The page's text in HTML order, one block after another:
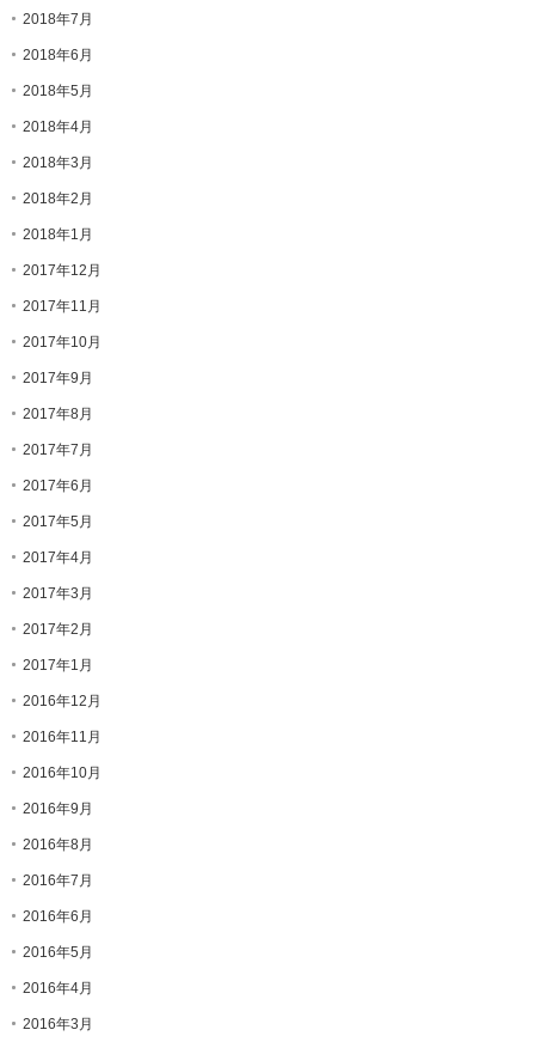
2018年7月
2018年6月
2018年5月
2018年4月
2018年3月
2018年2月
2018年1月
2017年12月
2017年11月
2017年10月
2017年9月
2017年8月
2017年7月
2017年6月
2017年5月
2017年4月
2017年3月
2017年2月
2017年1月
2016年12月
2016年11月
2016年10月
2016年9月
2016年8月
2016年7月
2016年6月
2016年5月
2016年4月
2016年3月